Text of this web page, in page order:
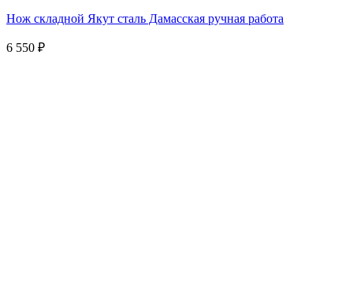
Нож складной Якут сталь Дамасская ручная работа
6 550 ₽